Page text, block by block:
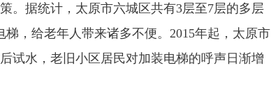
。据统计，太原市六城区共有3层至7层的多层
，给老年人带来诸多不便。2015年起，太原市
试水，老旧小区居民对加装电梯的呼声日渐增